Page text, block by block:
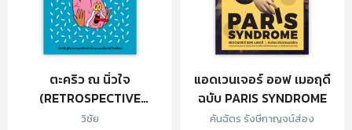
ตะคริว ณ นิ่วใจ
(RETROSPECTIVE
EDITION)
วิชัย
แอดเวนเจอร์ ออฟ เมอฤดี
ฉบับ PARIS SYNDROME
คันฉัตร รังษีกาญจน์ส่อง